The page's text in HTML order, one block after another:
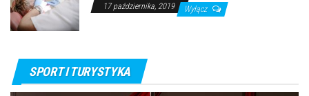
17 października, 2019 Wyłącz
SPORT I TURYSTYKA